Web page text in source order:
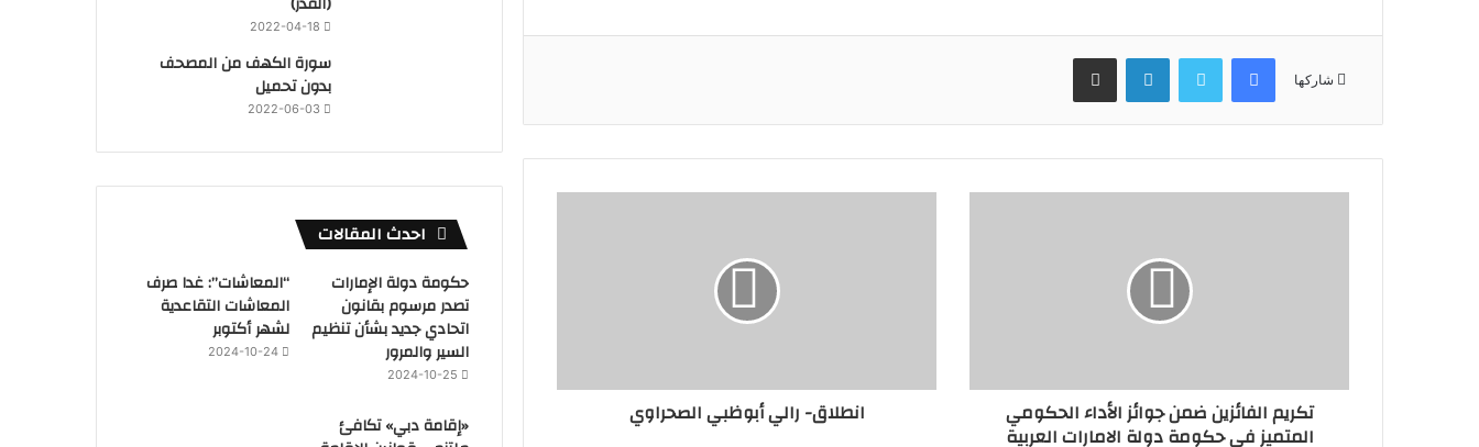
شاركها
فيسبوك تويتر لينكدإن مشاركة عبر البريد
تكريم الفائزين ضمن جوائز الأداء الحكومي
المتميز في حكومة دولة الامارات العربية
انطلاق- رالي أبوظبي الصحراوي
2022-04-18
سورة الكهف من المصحف
بدون تحميل
2022-06-03
احدث المقالات
حكومة دولة الإمارات
تصدر مرسوم بقانون
اتحادي جديد بشأن تنظيم
السير والمرور
2024-10-25
“المعاشات”: غدا صرف
المعاشات التقاعدية
لشهر أكتوبر
2024-10-24
«إقامة دبي» تكافئ